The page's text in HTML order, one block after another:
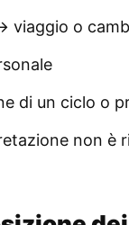
viaggio o
di un ciclo o
non è